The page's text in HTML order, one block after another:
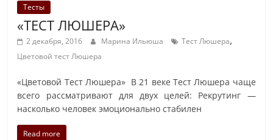
Тесты
«ТЕСТ ЛЮШЕРА»
2 декабря, 2016 Марина Ильюша Тест Люшера,
Цветовой тест Люшера
«Цветовой Тест Люшера» В 21 веке Тест Люшера чаще
всего рассматривают для двух целей: Рекрутинг —
насколько человек эмоционально стабилен
Read more